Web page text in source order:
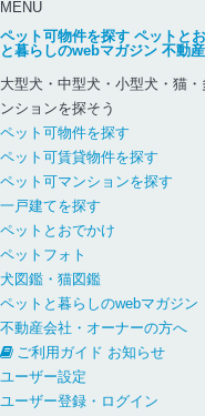
MENU
ペット可物件を探す ペットと
と暮らしのwebマガジン 不動
大型犬・中型犬・小型犬・猫
ンションを探そう
ペット可物件を探す
ペット可賃貸物件を探す
ペット可マンションを探す
一戸建てを探す
ペットとおでかけ
ペットフォト
犬図鑑・猫図鑑
ペットと暮らしのwebマガジン
不動産会社・オーナーの方へ
ご利用ガイド お知らせ
ユーザー設定
ユーザー登録・ログイン